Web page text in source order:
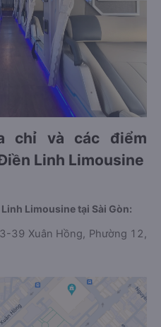
chỉ và các điểm
Linh Limousine
Limousine tại Sài Gòn:
39 Xuân Hồng, Phường 12,